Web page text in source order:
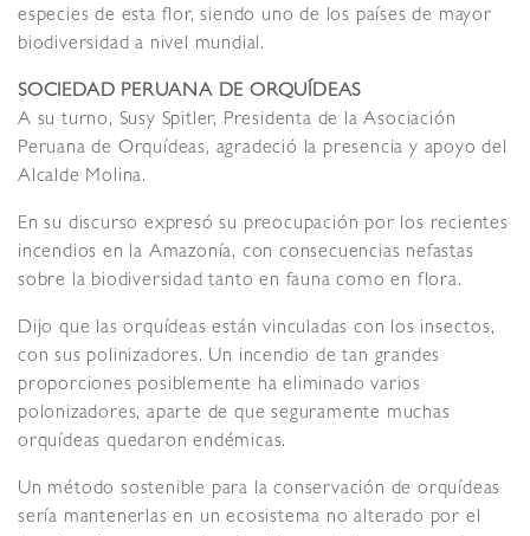
especies de esta flor, siendo uno de los países de mayor
biodiversidad a nivel mundial.
SOCIEDAD PERUANA DE ORQUÍDEAS
A su turno, Susy Spitler, Presidenta de la Asociación
Peruana de Orquídeas, agradeció la presencia y apoyo del
Alcalde Molina.
En su discurso expresó su preocupación por los recientes
incendios en la Amazonía, con consecuencias nefastas
sobre la biodiversidad tanto en fauna como en flora.
Dijo que las orquídeas están vinculadas con los insectos,
con sus polinizadores. Un incendio de tan grandes
proporciones posiblemente ha eliminado varios
polonizadores, aparte de que seguramente muchas
orquídeas quedaron endémicas.
Un método sostenible para la conservación de orquídeas
sería mantenerlas en un ecosistema no alterado por el